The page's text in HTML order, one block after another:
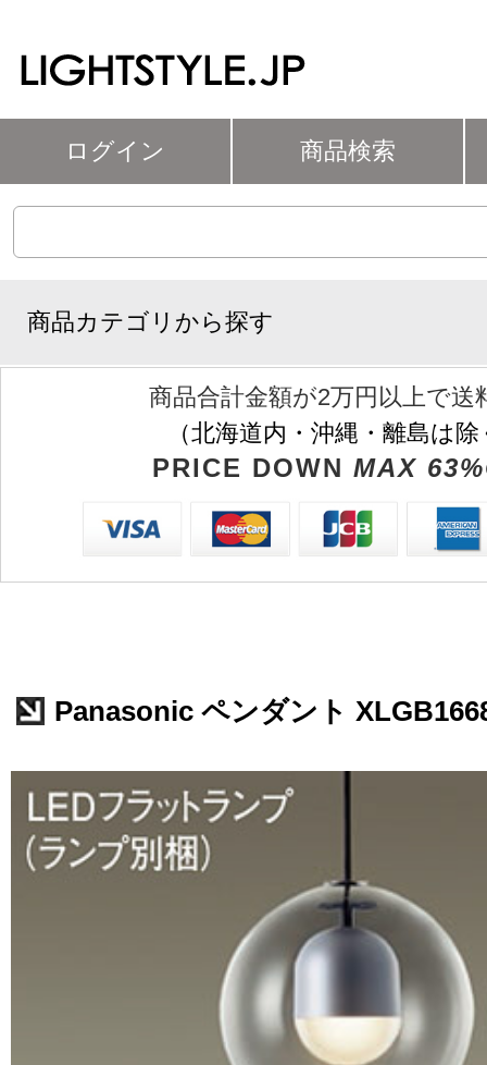
ログイン 商品検索
商品カテゴリから探す
商品合計金額が2万円以上で送
（北海道内・沖縄・離島は
PRICE DOWN MAX
Panasonic ペンダント